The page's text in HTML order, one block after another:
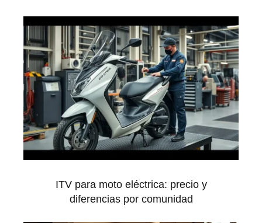
ITV para moto eléctrica: precio y
diferencias por comunidad